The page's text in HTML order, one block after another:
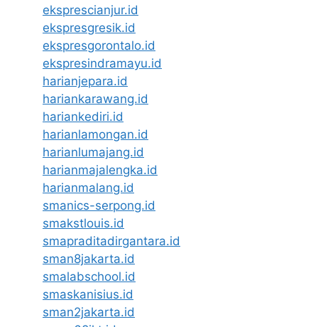
eksprescianjur.id
ekspresgresik.id
ekspresgorontalo.id
ekspresindramayu.id
harianjepara.id
hariankarawang.id
hariankediri.id
harianlamongan.id
harianlumajang.id
harianmajalengka.id
harianmalang.id
smanics-serpong.id
smakstlouis.id
smapraditadirgantara.id
sman8jakarta.id
smalabschool.id
smaskanisius.id
sman2jakarta.id